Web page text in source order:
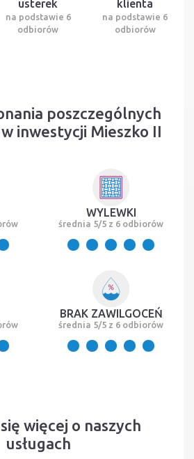
usterek
na podstawie 6
odbiorów
klienta
na podstawie 6
odbiorów
poszczególnych
inwestycji Mieszko II
WYLEWKI
średnia 5/5 z 6 odbiorów
BRAK ZAWILGOCEŃ
średnia 5/5 z 6 odbiorów
więcej o naszych
usługach